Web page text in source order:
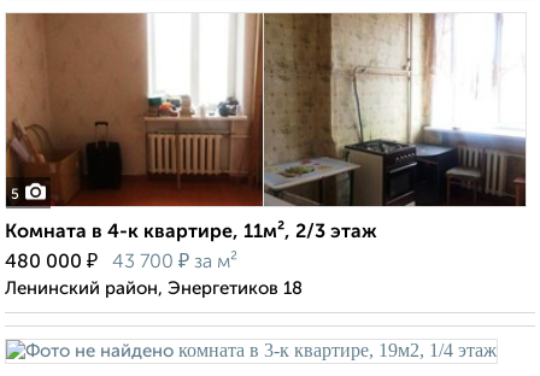
5
Комната в 4-к квартире, 11м², 2/3 этаж
480 000 ₽ 43 700 ₽ за м²
Ленинский район, Энергетиков 18